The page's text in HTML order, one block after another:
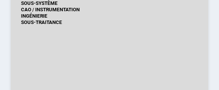
SOUS-SYSTÈME
CAO/INSTRUMENTATION
INGÉNIERIE
SOUS-TRAITANCE